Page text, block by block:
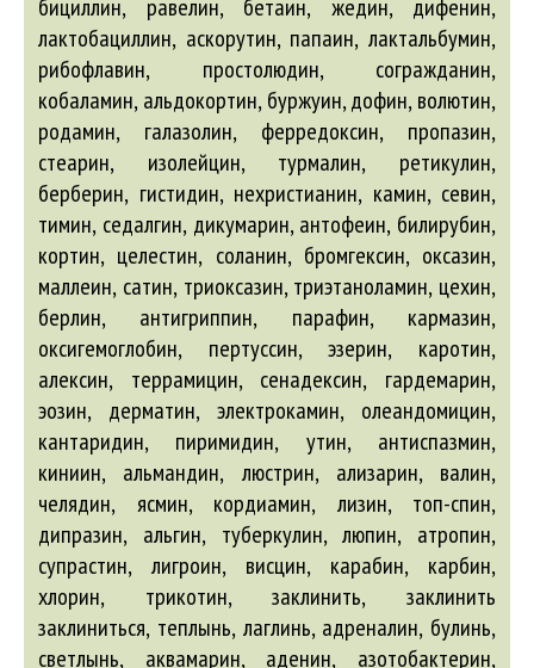
бициллин, равелин, бетаин, жедин, дифенин,
лактобациллин, аскорутин, папаин, лактальбумин,
рибофлавин, простолюдин, согражданин,
кобаламин, альдокортин, буржуин, дофин, волютин,
родамин, галазолин, ферредоксин, пропазин,
стеарин, изолейцин, турмалин, ретикулин,
берберин, гистидин, нехристианин, камин, севин,
тимин, седалгин, дикумарин, антофеин, билирубин,
кортин, целестин, соланин, бромгексин, оксазин,
маллеин, сатин, триоксазин, триэтаноламин, цехин,
берлин, антигриппин, парафин, кармазин,
оксигемоглобин, пертуссин, эзерин, каротин,
алексин, террамицин, сенадексин, гардемарин,
эозин, дерматин, электрокамин, олеандомицин,
кантаридин, пиримидин, утин, антиспазмин,
киниин, альмандин, люстрин, ализарин, валин,
челядин, ясмин, кордиамин, лизин, топ-спин,
дипразин, альгин, туберкулин, люпин, атропин,
супрастин, лигроин, висцин, карабин, карбин,
хлорин, трикотин, заклинить, заклинить
заклиниться, теплынь, лаглинь, адреналин, булинь,
светлынь, аквамарин, аденин, азотобактерин,